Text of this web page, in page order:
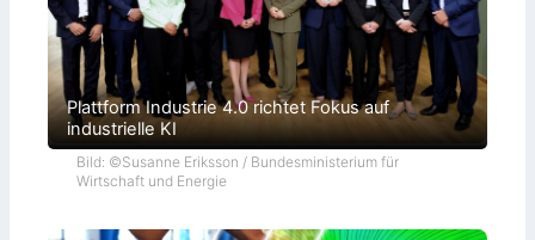
Plattform Industrie 4.0 richtet Fokus auf
industrielle KI
Bild: ©Susanne Eriksson / Bundesministerium für
Wirtschaft und Energie